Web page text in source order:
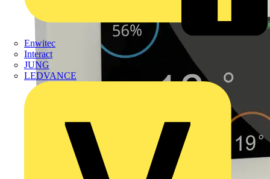
Enwitec
Interact
JUNG
LEDVANCE